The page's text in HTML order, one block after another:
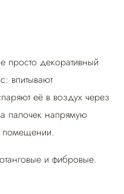
декоративный
впитывают
её в воздух через
палочек напрямую
помещении.
и фибровые.